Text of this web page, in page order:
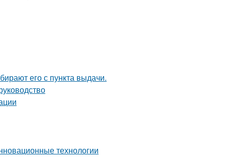
его с пункта выдачи.
технологии